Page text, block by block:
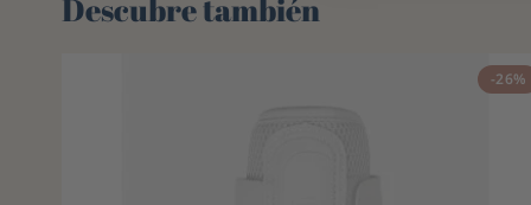
Descubre también 🌻
-26%